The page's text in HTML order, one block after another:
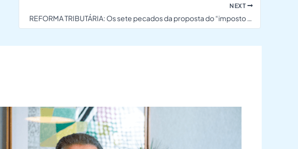
NEXT
REFORMA TRIBUTÁRIA: Os sete pecados da proposta do “imposto do pecado”